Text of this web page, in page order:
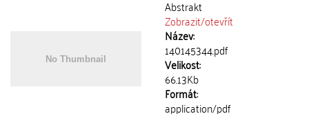
Abstrakt
Zobrazit/otevřít
Název:
140145344.pdf
Velikost:
66.13Kb
Formát:
application/pdf